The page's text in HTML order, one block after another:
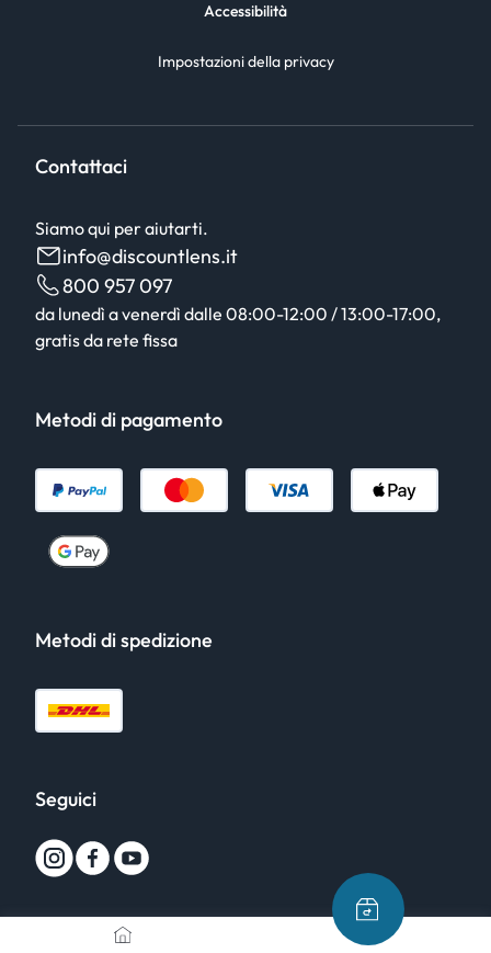
Accessibilità
Impostazioni della privacy
Contattaci
Siamo qui per aiutarti.
info@discountlens.it
800 957 097
da lunedì a venerdì dalle 08:00-12:00 / 13:00-17:00,
gratis da rete fissa
Metodi di pagamento
Metodi di spedizione
Seguici